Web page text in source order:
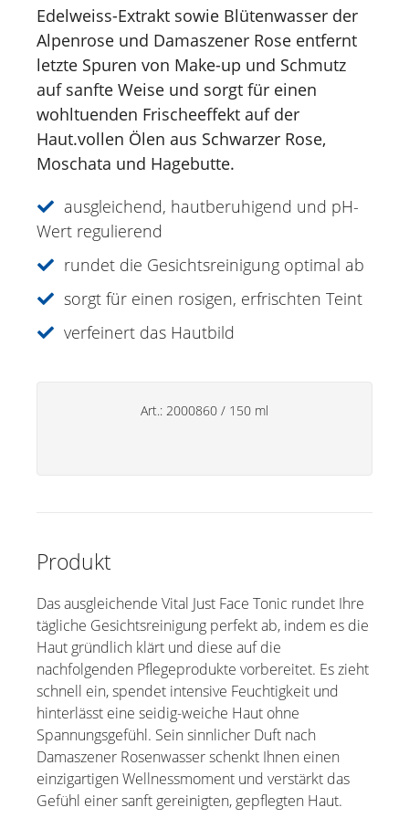
Vital Just Day Cream Edelweiss Alpine
rose
rose
Vital Just 24H Cream Edelweiss Alpine
rose
Vital Just Serum Edelweiss Alpine rose
Vital Just Hydro Gel Edelweiss Alpine
Vital Just Eye Contour Care Edelweiss
Alpine
VITAL JUST CC Cream Medium
Just for Men
Aromatherapie
Spezialitäten
Haushaltsprodukte
Edelweiss-Extrakt sowie Blütenwasser der
Alpenrose und Damaszener Rose entfernt
letzte Spuren von Make-up und Schmutz
auf sanfte Weise und sorgt für einen
wohltuenden Frischeeffekt auf der
Haut.vollen Ölen aus Schwarzer Rose,
Moschata und Hagebutte.
ausgleichend, hautberuhigend und pH-
Wert regulierend
rundet die Gesichtsreinigung optimal ab
sorgt für einen rosigen, erfrischten Teint
verfeinert das Hautbild
Art.: 2000860 / 150 ml
Produkt
Das ausgleichende Vital Just Face Tonic rundet Ihre
tägliche Gesichtsreinigung perfekt ab, indem es die
Haut gründlich klärt und diese auf die
nachfolgenden Pflegeprodukte vorbereitet. Es zieht
schnell ein, spendet intensive Feuchtigkeit und
hinterlässt eine seidig-weiche Haut ohne
Spannungsgefühl. Sein sinnlicher Duft nach
Damaszener Rosenwasser schenkt Ihnen einen
einzigartigen Wellnessmoment und verstärkt das
Gefühl einer sanft gereinigten, gepflegten Haut.